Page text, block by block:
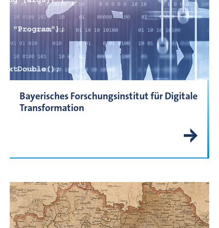
Bayerisches Forschungsinstitut für Digitale
Transformation